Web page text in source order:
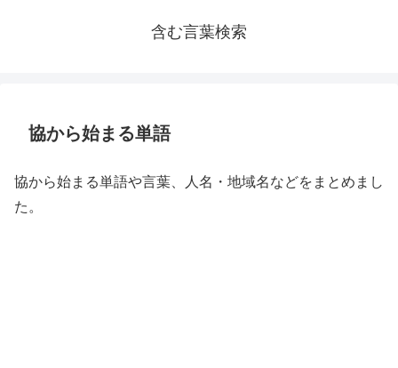
含む言葉検索
協から始まる単語
協から始まる単語や言葉、人名・地域名などをまとめまし
た。